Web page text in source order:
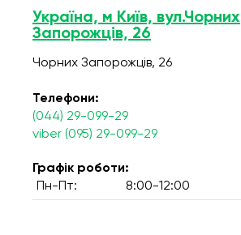
Україна, м Київ, вул.Чорних
Запорожців, 26
Чорних Запорожців, 26
Телефони:
(044) 29-099-29
viber (095) 29-099-29
Графік роботи:
Пн-Пт:
8:00-12:00